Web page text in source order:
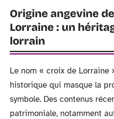
Origine angevine
Lorraine : un
lorrain
Le nom « croix de Lorraine
historique qui masque la
symbole. Des contenus
patrimoniale, notamment